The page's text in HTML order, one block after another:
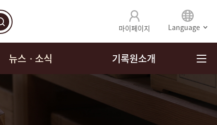
마이페이지 Language
뉴스ㆍ소식 기록원소개